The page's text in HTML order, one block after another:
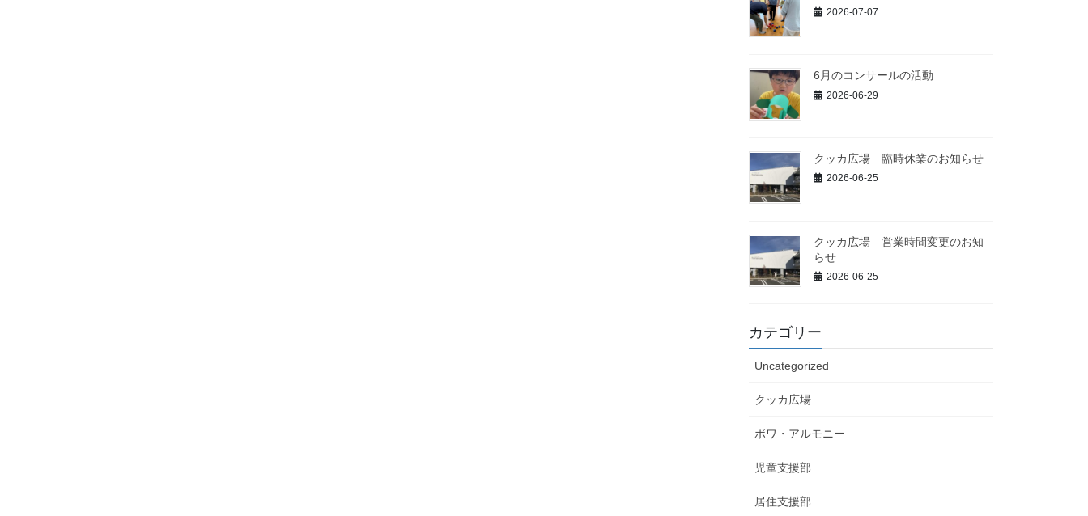
2026-07-07
6月のコンサールの活動
2026-06-29
クッカ広場 臨時休業のお知らせ
2026-06-25
クッカ広場 営業時間変更のお知
らせ
2026-06-25
カテゴリー
Uncategorized
クッカ広場
ボワ・アルモニー
児童支援部
居住支援部